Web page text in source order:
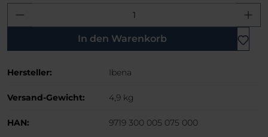
l
r
a
a
Produkt Anzahl: Gib den
In den Warenkorb
Hersteller: Ibena
Versand-Gewicht: 4,9 kg
HAN: 9719 300 005 075 000